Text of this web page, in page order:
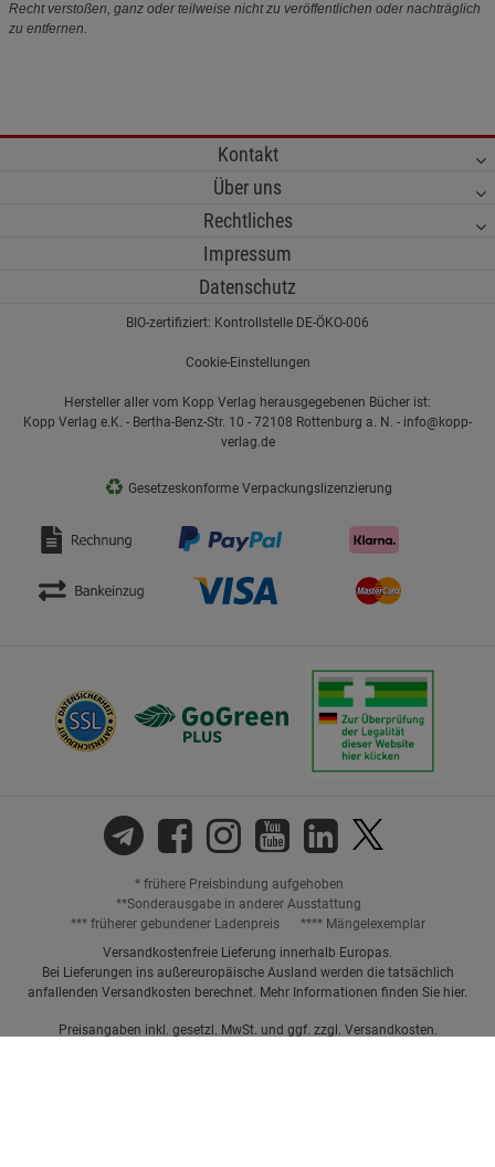
Recht verstoßen, ganz oder teilweise nicht zu veröffentlichen oder nachträglich
zu entfernen.
Kontakt
Über uns
Rechtliches
Impressum
Datenschutz
BIO-zertifiziert: Kontrollstelle DE-ÖKO-006
Cookie-Einstellungen
Hersteller aller vom Kopp Verlag herausgegebenen Bücher ist:
Kopp Verlag e.K. - Bertha-Benz-Str. 10 - 72108 Rottenburg a. N. - info@kopp-
verlag.de
♻ Gesetzeskonforme Verpackungslizenzierung
* frühere Preisbindung aufgehoben
**Sonderausgabe in anderer Ausstattung
*** früherer gebundener Ladenpreis
**** Mängelexemplar
Versandkostenfreie Lieferung innerhalb Europas.
Bei Lieferungen ins außereuropäische Ausland werden die tatsächlich
anfallenden Versandkosten berechnet. Mehr Informationen finden Sie hier.
Preisangaben inkl. gesetzl. MwSt. und ggf. zzgl. Versandkosten.